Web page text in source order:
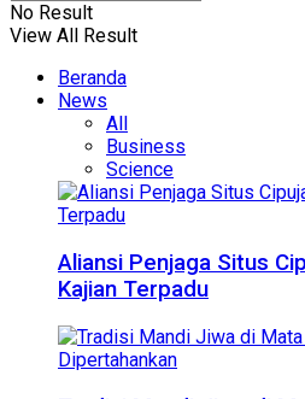
No Result
View All Result
Beranda
News
All
Business
Science
Aliansi Penjaga Situs
Kajian Terpadu